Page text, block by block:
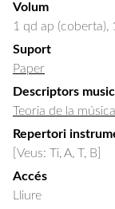
Volum
1 qd ap (coberta),
Suport
Paper
Descriptors
Teoria de la música
Repertori
[Veus: Ti, A, T, B]
Accés
Lliure